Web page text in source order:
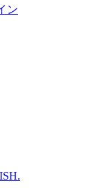
ン